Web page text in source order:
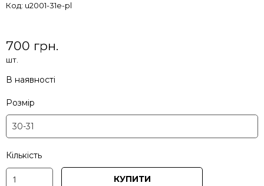
Код: u2001-31e-pl
700 грн.
шт.
В наявності
Розмір
Кількість
КУПИТИ